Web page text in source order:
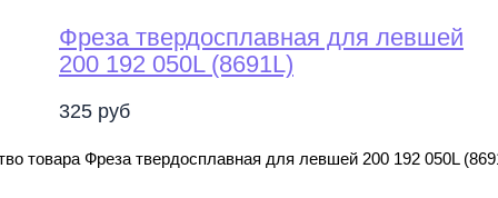
Фреза твердосплавная для левшей
200 192 050L (8691L)
325 руб
товара Фреза твердосплавная для левшей 200 192 050L